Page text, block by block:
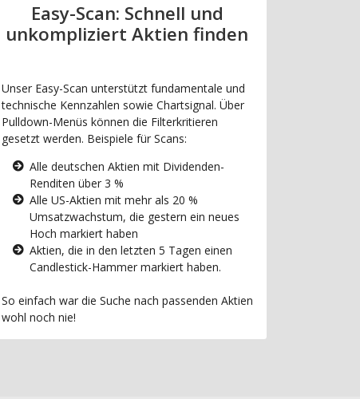
Easy-Scan: Schnell und
unkompliziert Aktien finden
Unser Easy-Scan unterstützt fundamentale und
technische Kennzahlen sowie Chartsignal. Über
Pulldown-Menüs können die Filterkritieren
gesetzt werden. Beispiele für Scans:
Alle deutschen Aktien mit Dividenden-
Renditen über 3 %
Alle US-Aktien mit mehr als 20 %
Umsatzwachstum, die gestern ein neues
Hoch markiert haben
Aktien, die in den letzten 5 Tagen einen
Candlestick-Hammer markiert haben.
So einfach war die Suche nach passenden Aktien
wohl noch nie!